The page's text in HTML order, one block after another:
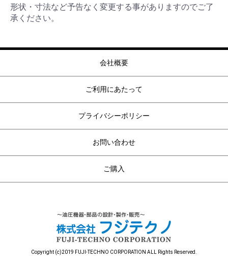
形状・寸法など予告なく変更する事がありますのでご了
承ください。
会社概要
ご利用にあたって
プライバシーポリシー
お問い合わせ
ご購入
Copyright (c)2019 FUJI-TECHNO CORPORATION ALL Rights Reserved.